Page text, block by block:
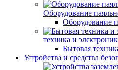
Оборудование
Оборудование
техника и
Бытовая
Устройства и средства